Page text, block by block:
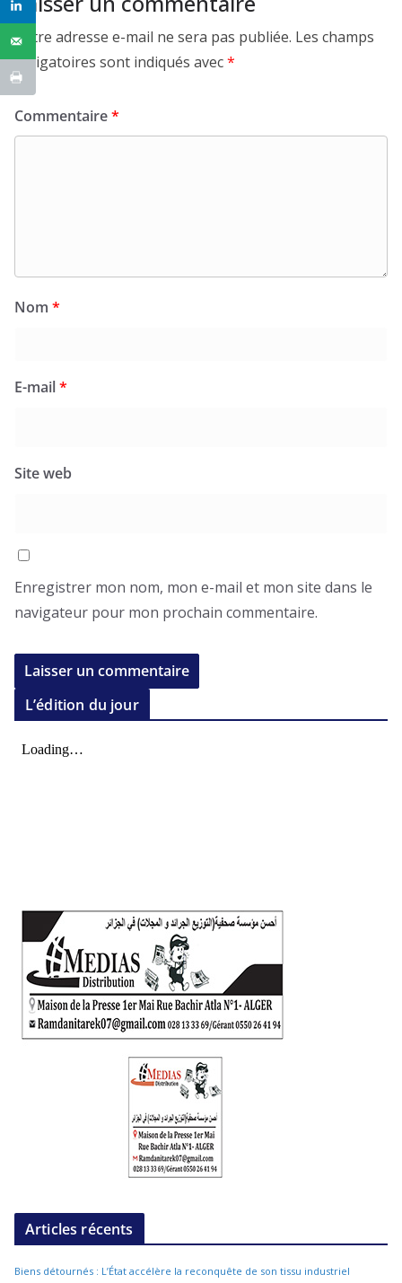
Votre adresse e-mail ne sera pas publiée. Les champs
obligatoires sont indiqués avec*
Commentaire*
Nom *
E-mail*
Site web
Enregistrer mon nom, mon e-mail et mon site dans le
navigateur pour mon prochain commentaire.
L’édition du jour
Articles récents
Biens détournés : L’État accélère la reconquête de son tissu industriel